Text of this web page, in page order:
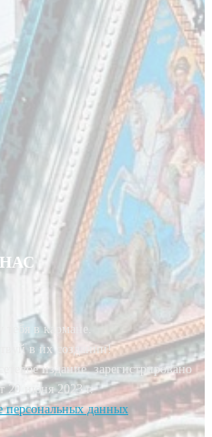
в кармане.
в их создании!
издание, зарегистрировано
20 июня 2023 г.
персональных данных